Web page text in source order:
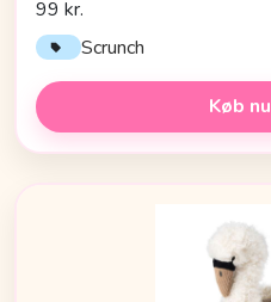
99 kr.
Scrunch
Køb nu